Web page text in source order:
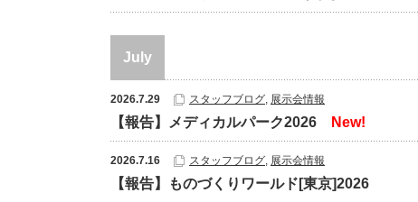
July
2026.7.29 スタッフブログ, 展示会情報
【報告】メディカルパーク2026 New!
2026.7.16 スタッフブログ, 展示会情報
【報告】ものづくりワールド[東京]2026